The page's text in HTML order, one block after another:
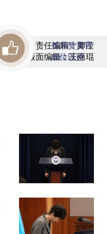
责任编辑：卿滢
版面编辑：王丽琨
首席赞赏官
虚位以待